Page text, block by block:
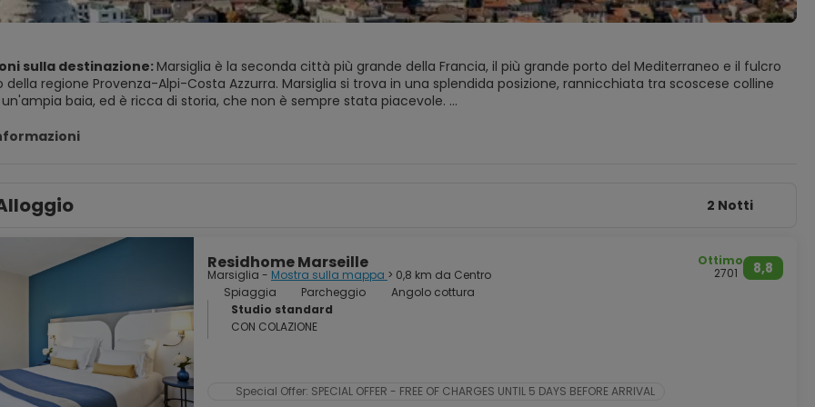
sulla destinazione:Marsiglia è la seconda città più grande della Francia, il più grande porto del Mediterraneo e il fulcro
regione Provenza-Alpi-Costa Azzurra. Marsiglia si trova in una splendida posizione, rannicchiata tra scoscese colline
baia, ed è ricca di storia, che non è sempre stata piacevole.
destinazione turistica popolare, poiché ha 300 giorni di sole all'anno.
potente che incoraggia i visitatori a passeggiare nei suoi vecchi quartieri intorno al Vieux Port, nei giardini con le antiche
giardini del Palazzo Longchamp e, naturalmente, sulla spianata di Notre-Dame-de-la-Garde Cattedrale, che domina
2 Notti
Residhome Marseille
Marsiglia - Mostra sulla mappa > 0,8 km da Centro 8,8
Ottimo
2701
Spiaggia
Parcheggio
Angolo cottura
Studio standard
CON COLAZIONE
Special Offer: SPECIAL OFFER - FREE OF CHARGES UNTIL 5 DAYS BEFORE ARRIVAL